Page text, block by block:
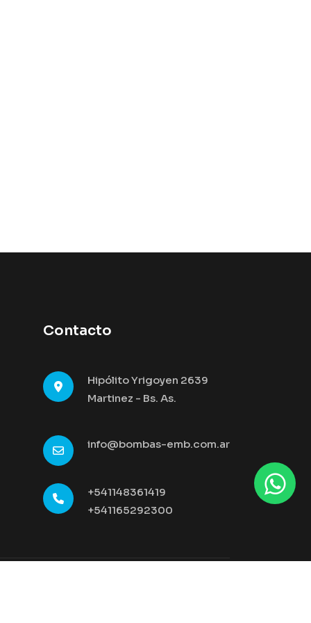
Contacto
Hipólito Yrigoyen 2639
Martinez - Bs. As.
info@bombas-emb.com.ar
+541148361419
+541165292300